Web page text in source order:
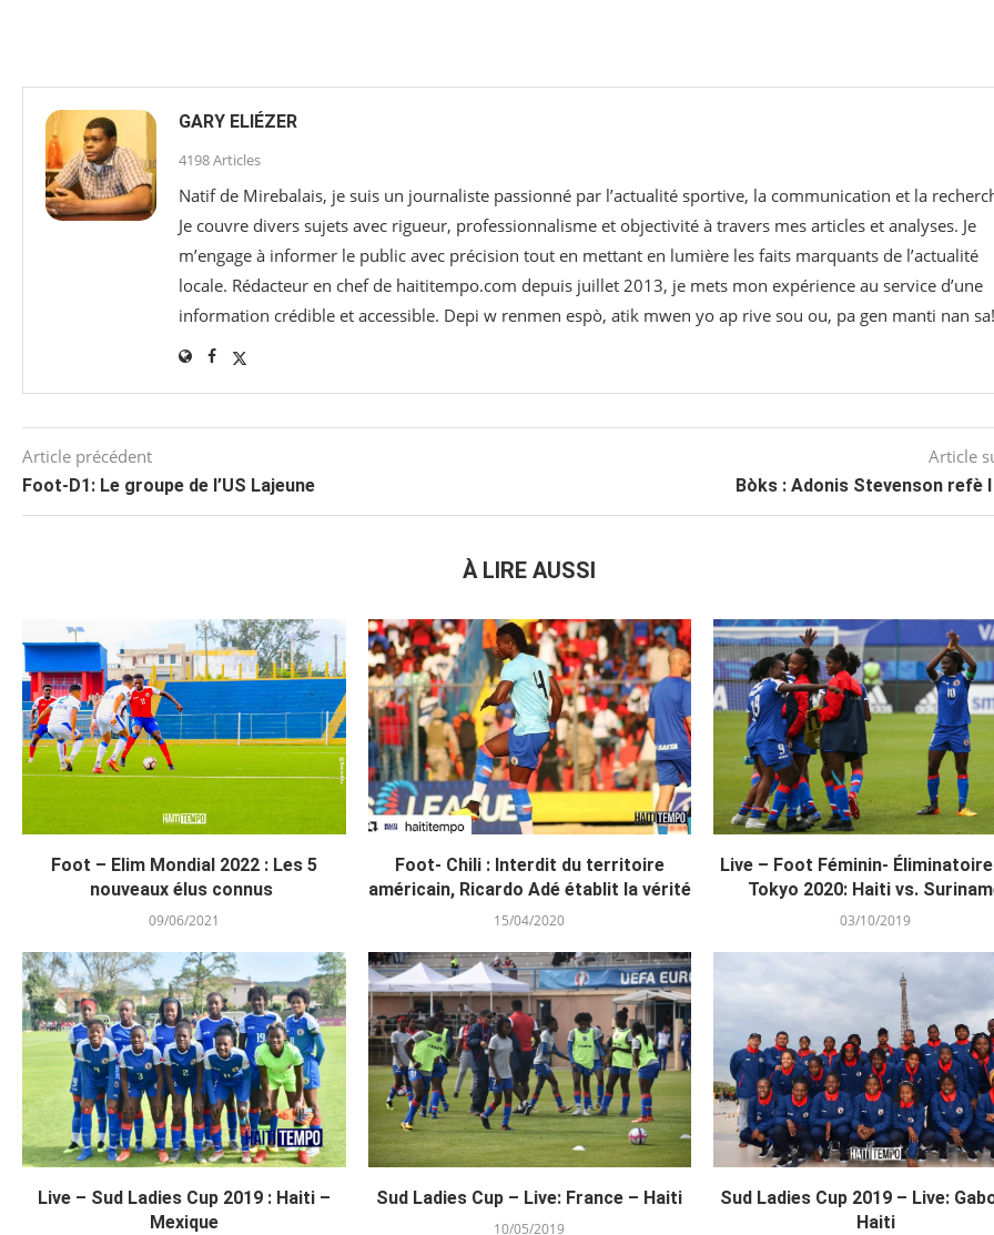
GARY ELIÉZER
4198 Articles
Natif de Mirebalais, je suis un journaliste passionné par l’actualité sportive, la communication et la
Je couvre divers sujets avec rigueur, professionnalisme et objectivité à travers mes articles et analyses. Je
m’engage à informer le public avec précision tout en mettant en lumière les faits marquants de l’actualité
locale. Rédacteur en chef de haititempo.com⁠ depuis juillet 2013, je mets mon expérience au service d’une
information crédible et accessible. Depi w renmen espò, atik mwen yo ap rive sou ou, pa gen manti nan sa!
Article précédent
Foot-D1: Le groupe de l’US Lajeune
Article
Bòks : Adonis Stevenson refè
À LIRE AUSSI
Foot – Elim Mondial 2022 : Les 5
nouveaux élus connus
09/06/2021
Foot- Chili : Interdit du territoire
américain, Ricardo Adé établit la vérité
15/04/2020
Live – Foot Féminin-
Tokyo 2020: Haiti vs.
03/10/2019
Live – Sud Ladies Cup 2019 : Haiti –
Mexique
Sud Ladies Cup – Live: France – Haiti
10/05/2019
Sud Ladies Cup 2019 – Live:
Haiti